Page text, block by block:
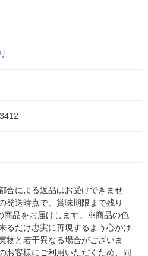
合による返品はお受けできませ
発送時点で、賞味期限まで残り
商品をお届けします。※商品の色
るだけ忠実に再現するよう心がけ
物と若干異なる場合がございま
お客様にご利用いただくため、同